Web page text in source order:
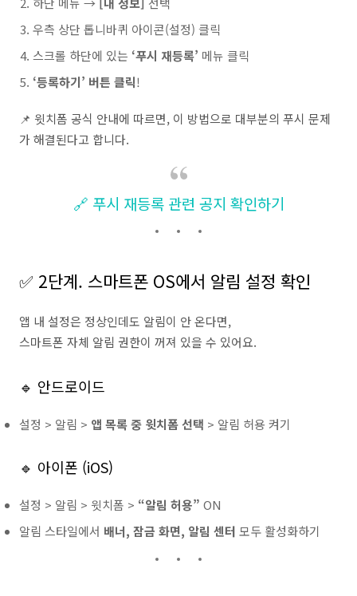
우측 상단 톱니바퀴 아이콘(설정) 클릭
스크롤 하단에 있는 ‘푸시 재등록’ 메뉴 클릭
‘등록하기’ 버튼 클릭!
📌 윗치폼 공식 안내에 따르면, 이 방법으로 대부분의 푸시 문제
가 해결된다고 합니다.
🔗 푸시 재등록 관련 공지 확인하기
✅ 2단계. 스마트폰 OS에서 알림 설정 확인
앱 내 설정은 정상인데도 알림이 안 온다면,
스마트폰 자체 알림 권한이 꺼져 있을 수 있어요.
🔹 안드로이드
설정 > 알림 > 앱 목록 중 윗치폼 선택 > 알림 허용 켜기
🔹 아이폰 (iOS)
설정 > 알림 > 윗치폼 > “알림 허용” ON
알림 스타일에서 배너, 잠금 화면, 알림 센터 모두 활성화하기